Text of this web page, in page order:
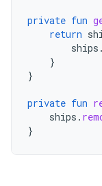
private fun
return
ships .
}
}
private fun
ships .
}